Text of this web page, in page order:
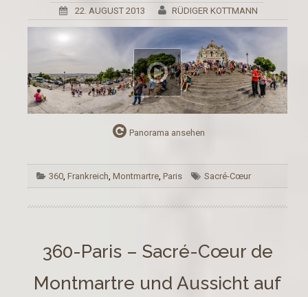
22. AUGUST 2013 RÜDIGER KOTTMANN
Panorama ansehen
360 ,Frankreich ,Montmartre ,Paris Sacré-Cœur
360-Paris – Sacré-Cœur de
Montmartre und Aussicht auf